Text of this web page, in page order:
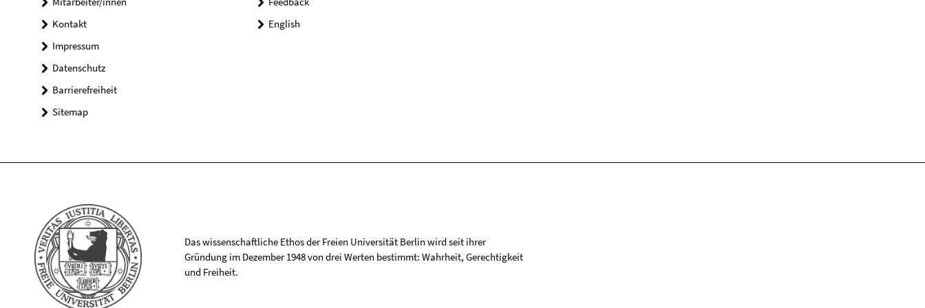
Kontakt
Impressum
Datenschutz
Barrierefreiheit
Sitemap
English
Das wissenschaftliche Ethos der Freien Universität Berlin wird seit ihrer
Gründung im Dezember 1948 von drei Werten bestimmt: Wahrheit, Gerechtigkeit
und Freiheit.